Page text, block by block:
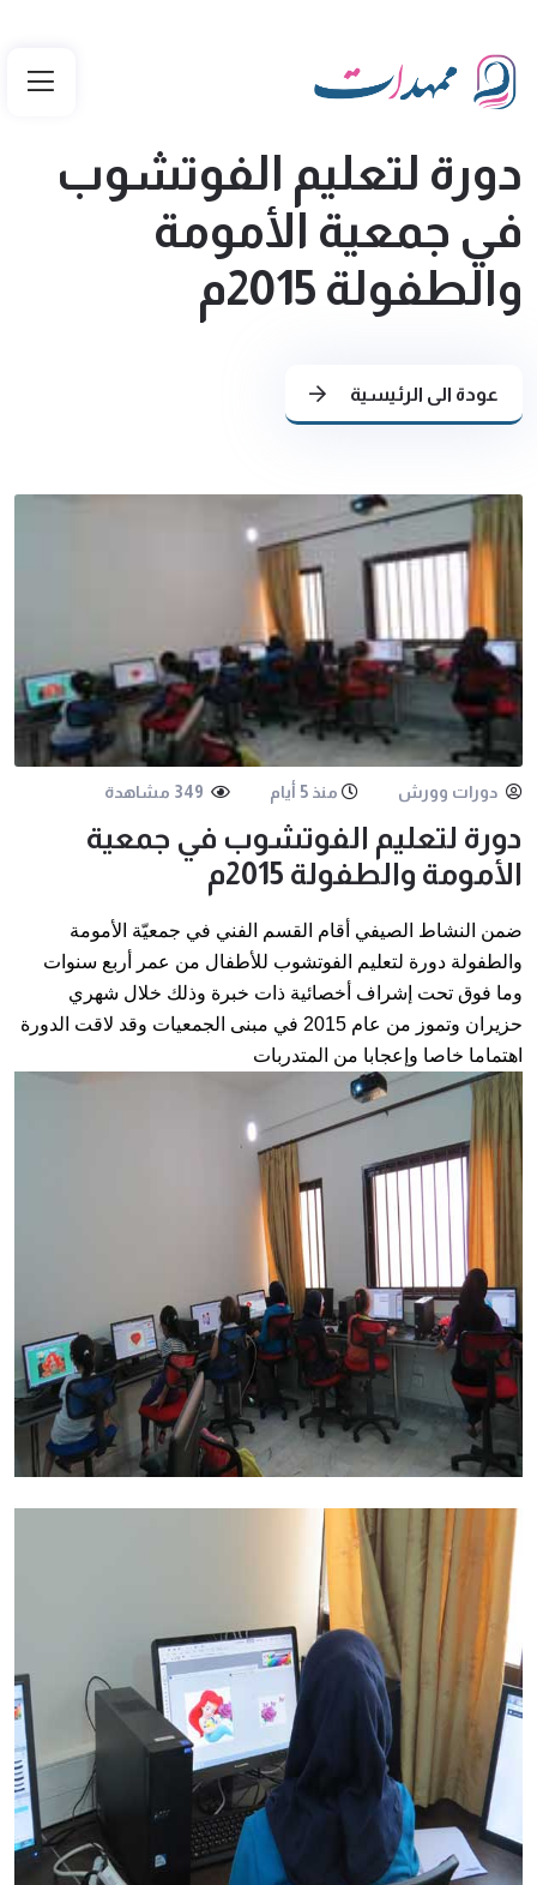
دورة لتعليم الفوتشوب
في جمعية الأمومة
والطفولة 2015م
عودة الى الرئيسية
دورات وورش منذ 5 أيام
دورة لتعليم الفوتشوب في جمعية
الأمومة والطفولة 2015م
ضمن النشاط الصيفي أقام القسم الفني في جمعيّة الأمومة
والطفولة دورة لتعليم الفوتشوب للأطفال من عمر أربع سنوات
وما فوق تحت إشراف أخصائية ذات خبرة وذلك خلال شهري
حزيران وتموز من عام 2015 في مبنى الجمعيات وقد لاقت الدورة
اهتماما خاصا وإعجابا من المتدربات